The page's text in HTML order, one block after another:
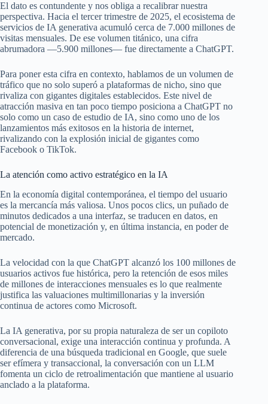
El dato es contundente y nos obliga a recalibrar nuestra
perspectiva. Hacia el tercer trimestre de 2025, el ecosistema de
servicios de IA generativa acumuló cerca de 7.000 millones de
visitas mensuales. De ese volumen titánico, una cifra
abrumadora —5.900 millones— fue directamente a ChatGPT.
Para poner esta cifra en contexto, hablamos de un volumen de
tráfico que no solo superó a plataformas de nicho, sino que
rivaliza con gigantes digitales establecidos. Este nivel de
atracción masiva en tan poco tiempo posiciona a ChatGPT no
solo como un caso de estudio de IA, sino como uno de los
lanzamientos más exitosos en la historia de internet,
rivalizando con la explosión inicial de gigantes como
Facebook o TikTok.
La atención como activo estratégico en la IA
En la economía digital contemporánea, el tiempo del usuario
es la mercancía más valiosa. Unos pocos clics, un puñado de
minutos dedicados a una interfaz, se traducen en datos, en
potencial de monetización y, en última instancia, en poder de
mercado.
La velocidad con la que ChatGPT alcanzó los 100 millones de
usuarios activos fue histórica, pero la retención de esos miles
de millones de interacciones mensuales es lo que realmente
justifica las valuaciones multimillonarias y la inversión
continua de actores como Microsoft.
La IA generativa, por su propia naturaleza de ser un copiloto
conversacional, exige una interacción continua y profunda. A
diferencia de una búsqueda tradicional en Google, que suele
ser efímera y transaccional, la conversación con un LLM
fomenta un ciclo de retroalimentación que mantiene al usuario
anclado a la plataforma.